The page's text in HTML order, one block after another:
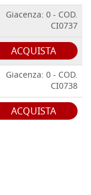
Giacenza: 0 - COD.
CI0737
ACQUISTA
Giacenza: 0 - COD.
CI0738
ACQUISTA